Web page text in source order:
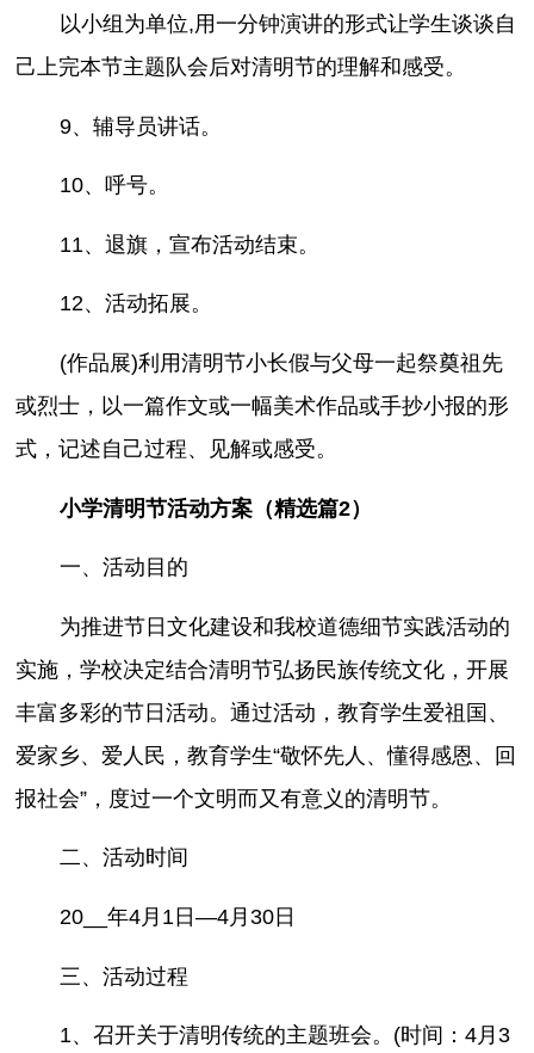
以小组为单位,用一分钟演讲的形式让学生谈谈自
己上完本节主题队会后对清明节的理解和感受。
9、辅导员讲话。
10、呼号。
11、退旗，宣布活动结束。
12、活动拓展。
(作品展)利用清明节小长假与父母一起祭奠祖先
或烈士，以一篇作文或一幅美术作品或手抄小报的形
式，记述自己过程、见解或感受。
小学清明节活动方案（精选篇2）
一、活动目的
为推进节日文化建设和我校道德细节实践活动的
实施，学校决定结合清明节弘扬民族传统文化，开展
丰富多彩的节日活动。通过活动，教育学生爱祖国、
爱家乡、爱人民，教育学生“敬怀先人、懂得感恩、回
报社会”，度过一个文明而又有意义的清明节。
二、活动时间
20__年4月1日—4月30日
三、活动过程
1、召开关于清明传统的主题班会。(时间：4月3